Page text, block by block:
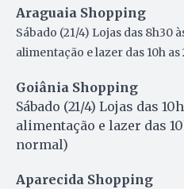
Araguaia Shopping
Sábado (21/4) Lojas das 8h30
alimentação e lazer das 10h as
Goiânia Shopping
Sábado (21/4) Lojas das
alimentação e lazer das
normal)
Aparecida Shopping